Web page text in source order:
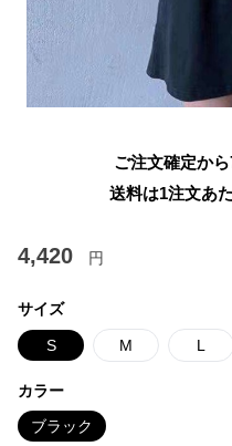
ご注文確定か
送料は1注文あ
4,420 円
サイズ
S M L
カラー
ブラック